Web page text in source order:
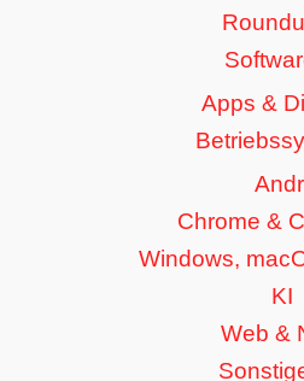
Apps &
Chrome &
Windows,
KI
Web &